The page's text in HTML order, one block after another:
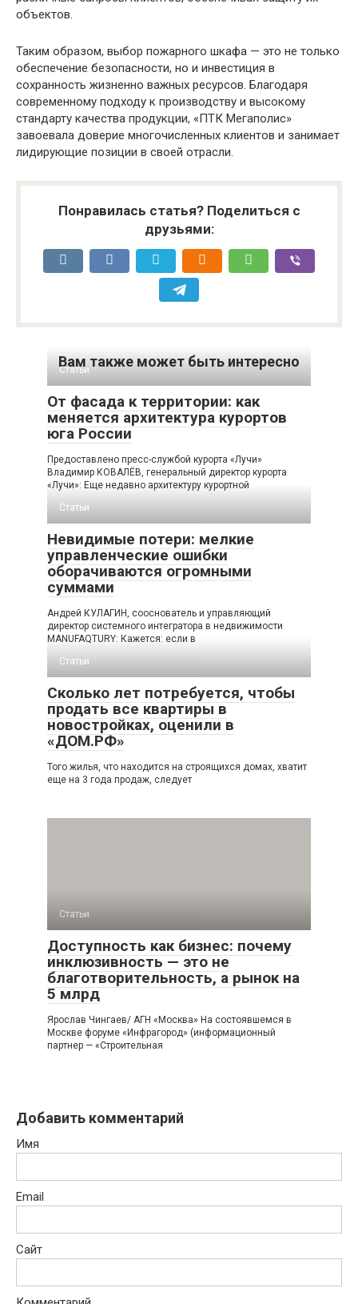
объектов.
Таким образом, выбор пожарного шкафа — это не только
обеспечение безопасности, но и инвестиция в
сохранность жизненно важных ресурсов. Благодаря
современному подходу к производству и высокому
стандарту качества продукции, «ПТК Мегаполис»
завоевала доверие многочисленных клиентов и занимает
лидирующие позиции в своей отрасли.
Понравилась статья? Поделиться с
друзьями:
Вам также может быть интересно
Статьи
От фасада к территории: как
меняется архитектура курортов
юга России
Предоставлено пресс-службой курорта «Лучи»
Владимир КОВАЛЁВ, генеральный директор курорта
«Лучи»: Еще недавно архитектуру курортной
Статьи
Невидимые потери: мелкие
управленческие ошибки
оборачиваются огромными
суммами
Андрей КУЛАГИН, сооснователь и управляющий
директор системного интегратора в недвижимости
MANUFAQTURY: Кажется: если в
Статьи
Сколько лет потребуется, чтобы
продать все квартиры в
новостройках, оценили в
«ДОМ.РФ»
Того жилья, что находится на строящихся домах, хватит
еще на 3 года продаж, следует
Статьи
Доступность как бизнес: почему
инклюзивность — это не
благотворительность, а рынок на
5 млрд
Ярослав Чингаев/ АГН «Москва» На состоявшемся в
Москве форуме «Инфрагород» (информационный
партнер — «Строительная
Добавить комментарий
Имя
Email
Сайт